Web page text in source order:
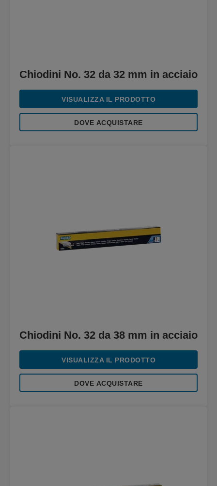
Chiodini No. 32 da 32 mm in acciaio
VISUALIZZA IL PRODOTTO
DOVE ACQUISTARE
Chiodini No. 32 da 38 mm in acciaio
VISUALIZZA IL PRODOTTO
DOVE ACQUISTARE